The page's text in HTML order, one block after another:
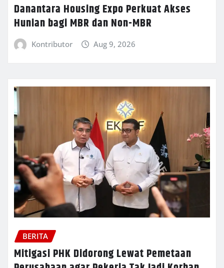
Danantara Housing Expo Perkuat Akses
Hunian bagi MBR dan Non-MBR
Kontributor Aug 9, 2026
BERITA
Mitigasi PHK Didorong Lewat Pemetaan